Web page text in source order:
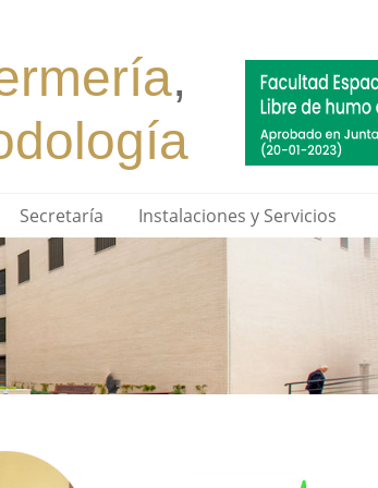
Secretaría Instalaciones y Servicios